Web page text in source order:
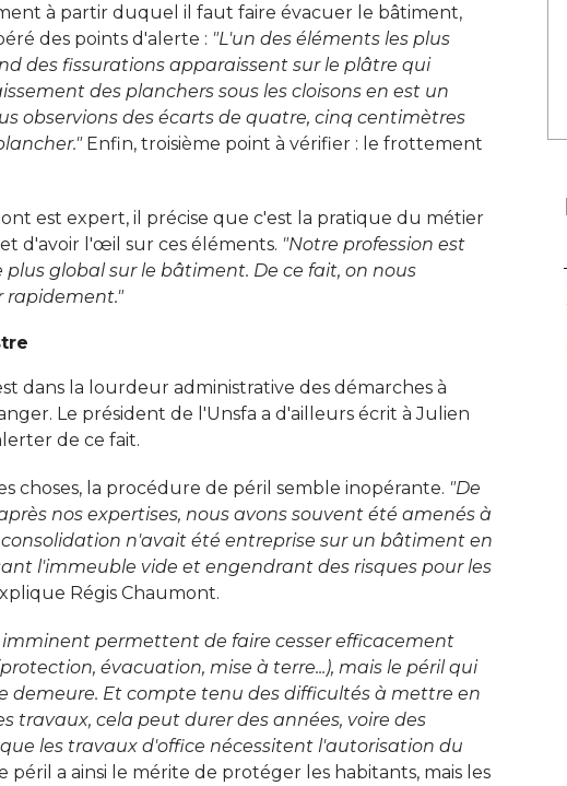
à partir duquel il faut faire évacuer le bâtiment,
des points d'alerte : "L'un des éléments les plus
des fissurations apparaissent sur le plâtre qui
des planchers sous les cloisons en est un
observions des écarts de quatre, cinq centimètres
Enfin, troisième point à vérifier : le frottement
est expert, il précise que c'est la pratique du métier
d'avoir l'œil sur ces éléments. "Notre profession est
plus global sur le bâtiment. De ce fait, on nous
rapidement."
dans la lourdeur administrative des démarches à
Le président de l'Unsfa a d'ailleurs écrit à Julien
de ce fait.
choses, la procédure de péril semble inopérante. "De
nos expertises, nous avons souvent été amenés à
n'avait été entreprise sur un bâtiment en
l'immeuble vide et engendrant des risques pour les
Régis Chaumont.
imminent permettent de faire cesser efficacement
évacuation, mise à terre...), mais le péril qui
demeure. Et compte tenu des difficultés à mettre en
travaux, cela peut durer des années, voire des
les travaux d'office nécessitent l'autorisation du
a ainsi le mérite de protéger les habitants, mais les